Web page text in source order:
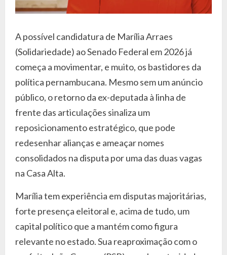
A possível candidatura de Marília Arraes
(Solidariedade) ao Senado Federal em 2026 já
começa a movimentar, e muito, os bastidores da
política pernambucana. Mesmo sem um anúncio
público, o retorno da ex-deputada à linha de
frente das articulações sinaliza um
reposicionamento estratégico, que pode
redesenhar alianças e ameaçar nomes
consolidados na disputa por uma das duas vagas
na Casa Alta.
Marília tem experiência em disputas majoritárias,
forte presença eleitoral e, acima de tudo, um
capital político que a mantém como figura
relevante no estado. Sua reaproximação com o